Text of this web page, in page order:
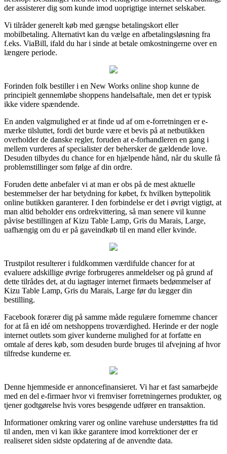
der assisterer dig som kunde imod uoprigtige internet selskaber.
Vi tilråder generelt køb med gængse betalingskort eller
mobilbetaling. Alternativt kan du vælge en afbetalingsløsning fra
f.eks. ViaBill, ifald du har i sinde at betale omkostningerne over en
længere periode.
Forinden folk bestiller i en New Works online shop kunne de
principielt gennemløbe shoppens handelsaftale, men det er typisk
ikke videre spændende.
En anden valgmulighed er at finde ud af om e-forretningen er e-
mærke tilsluttet, fordi det burde være et bevis på at netbutikken
overholder de danske regler, foruden at e-forhandleren en gang i
mellem vurderes af specialister der behersker de gældende love.
Desuden tilbydes du chance for en hjælpende hånd, når du skulle få
problemstillinger som følge af din ordre.
Foruden dette anbefaler vi at man er obs på de mest aktuelle
bestemmelser der har betydning for købet, fx hvilken byttepolitik
online butikken garanterer. I den forbindelse er det i øvrigt vigtigt, at
man altid beholder ens ordrekvittering, så man senere vil kunne
påvise bestillingen af Kizu Table Lamp, Gris du Marais, Large,
uafhængig om du er på gaveindkøb til en mand eller kvinde.
Trustpilot resulterer i fuldkommen værdifulde chancer for at
evaluere adskillige øvrige forbrugeres anmeldelser og på grund af
dette tilrådes det, at du iagttager internet firmaets bedømmelser af
Kizu Table Lamp, Gris du Marais, Large før du lægger din
bestilling.
Facebook forærer dig på samme måde regulære fornemme chancer
for at få en idé om netshoppens troværdighed. Herinde er der nogle
internet outlets som giver kunderne mulighed for at forfatte en
omtale af deres køb, som desuden burde bruges til afvejning af hvor
tilfredse kunderne er.
Denne hjemmeside er annoncefinansieret. Vi har et fast samarbejde
med en del e-firmaer hvor vi fremviser forretningernes produkter, og
tjener godtgørelse hvis vores besøgende udfører en transaktion.
Informationer omkring varer og online varehuse understøttes fra tid
til anden, men vi kan ikke garantere imod korrektioner der er
realiseret siden sidste opdatering af de anvendte data.